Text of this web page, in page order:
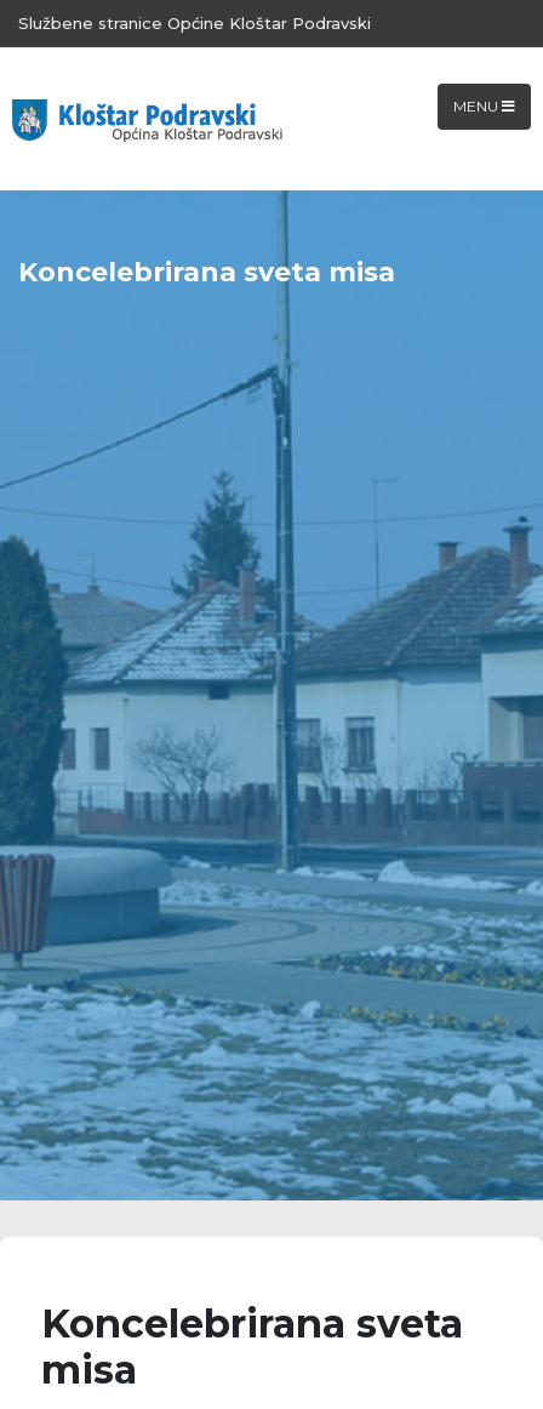
Službene stranice Općine Kloštar Podravski
MENU
Koncelebrirana sveta misa
Koncelebrirana sveta
misa